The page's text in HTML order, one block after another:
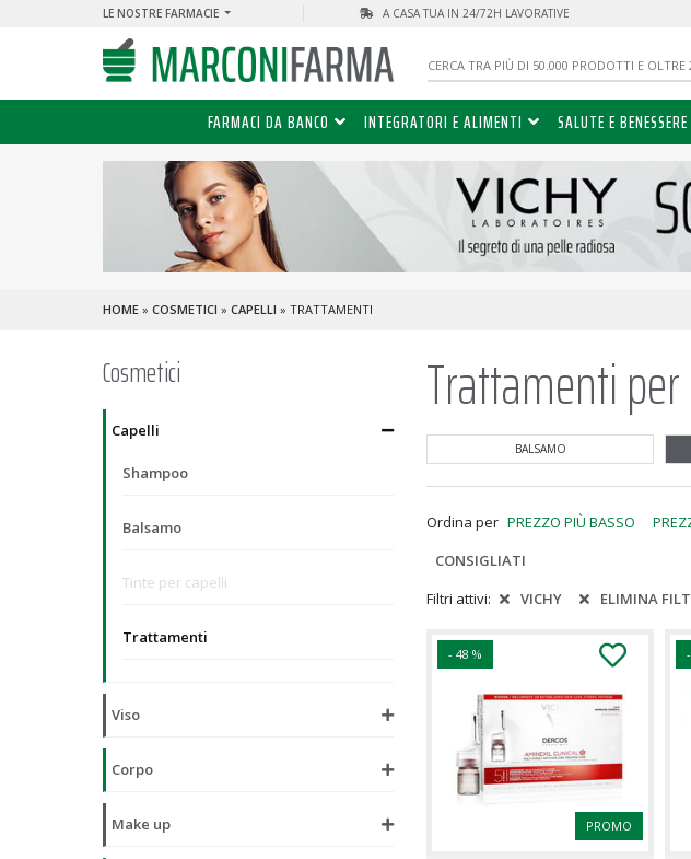
LE NOSTRE FARMACIE A CASA TUA IN 24/72H LAVORATIVE
FARMACI DA BANCO INTEGRATORI E ALIMENTI SALUTE E BENESSERE
HOME» COSMETICI » CAPELLI » TRATTAMENTI
Cosmetici
Capelli
Shampoo
Balsamo
Tinte per capelli
Trattamenti
Viso
Corpo
Make up
Trattamenti
BALSAMO
Ordina per PREZZO PIÙ BASSO
CONSIGLIATI
Filtri attivi: VICHY ELIMINA
- 48 %
PROMO